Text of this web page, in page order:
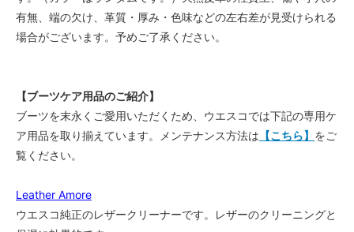
6EE
55,000円(税込)
6 1/2AA
55,000円(税込)
6 1/2B
55,000円(税込)
有無、端の欠け、革質・厚み・色味などの左右差が見受けられる
場合がございます。予めご了承ください。
【ブーツケア用品のご紹介】
ブーツを末永くご愛用いただくため、ウエスコでは下記の専用ケ
ア用品を取り揃えています。メンテナンス方法は 【こちら】 をご
覧ください。
Leather Amore
ウエスコ純正のレザークリーナーです。レザーのクリーニングと